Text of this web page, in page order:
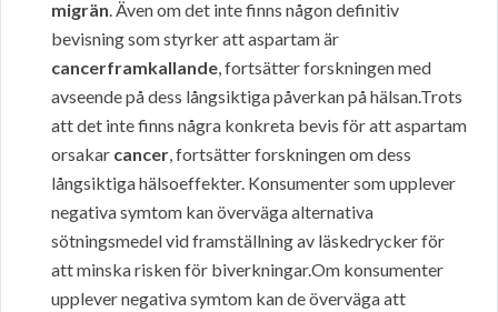
migrän. Även om det inte finns någon definitiv
bevisning som styrker att aspartam är
cancerframkallande, fortsätter forskningen med
avseende på dess långsiktiga påverkan på hälsan.Trots
att det inte finns några konkreta bevis för att aspartam
orsakar cancer, fortsätter forskningen om dess
långsiktiga hälsoeffekter. Konsumenter som upplever
negativa symtom kan överväga alternativa
sötningsmedel vid framställning av läskedrycker för
att minska risken för biverkningar.Om konsumenter
upplever negativa symtom kan de överväga att